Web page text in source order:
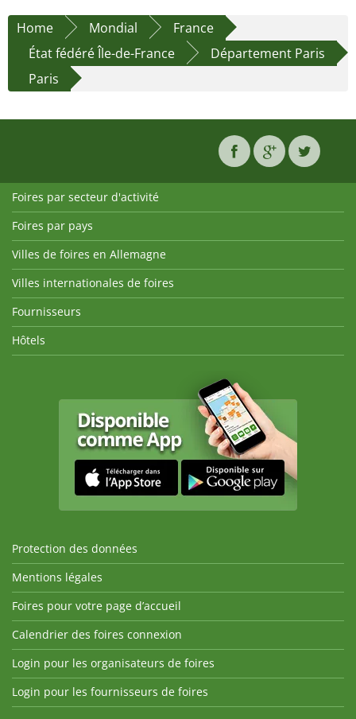
Home Mondial
France
État fédéré Île-de-France
Département Paris
Paris
Foires par secteur d'activité
Foires par pays
Villes de foires en Allemagne
Villes internationales de foires
Fournisseurs
Hôtels
Protection des données
Mentions légales
Foires pour votre page d’accueil
Calendrier des foires connexion
Login pour les organisateurs de foires
Login pour les fournisseurs de foires